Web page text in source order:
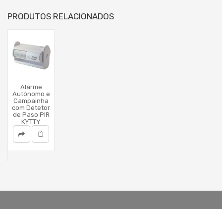
PRODUTOS RELACIONADOS
Alarme
Autónomo e
Campainha
com Detetor
de Paso PIR
KYTTY